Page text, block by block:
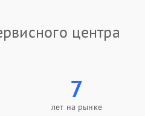
центра
7
лет на рынке